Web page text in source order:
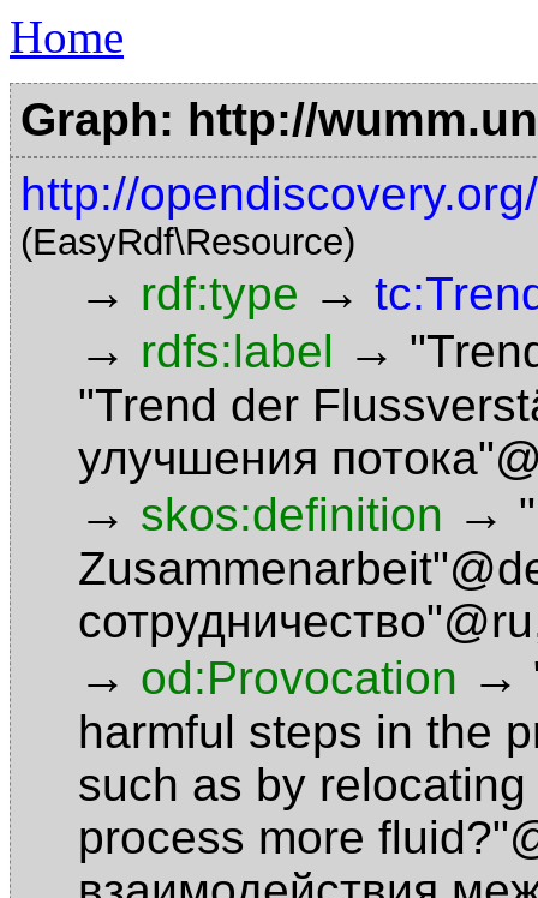
Home
Graph: http://
http://
(EasyRdf\Resource)
→ rdf:type →
→ rdfs:label →
"Trend der
улучшения
→ skos:definition →
сотрудничество"@ru
→ od:Provocation →
harmful steps in the
such as by
process more